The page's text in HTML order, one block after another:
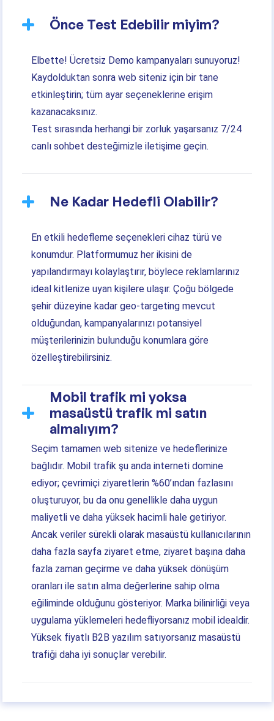
Önce Test Edebilir miyim?
Elbette! Ücretsiz Demo kampanyaları sunuyoruz!
Kaydolduktan sonra web siteniz için bir tane
etkinleştirin; tüm ayar seçeneklerine erişim
kazanacaksınız.
Test sırasında herhangi bir zorluk yaşarsanız 7/24
canlı sohbet desteğimizle iletişime geçin.
Ne Kadar Hedefli Olabilir?
En etkili hedefleme seçenekleri cihaz türü ve
konumdur. Platformumuz her ikisini de
yapılandırmayı kolaylaştırır, böylece reklamlarınız
ideal kitlenize uyan kişilere ulaşır. Çoğu bölgede
şehir düzeyine kadar geo-targeting mevcut
olduğundan, kampanyalarınızı potansiyel
müşterilerinizin bulunduğu konumlara göre
özelleştirebilirsiniz.
Mobil trafik mi yoksa
masaüstü trafik mi satın
almalıyım?
Seçim tamamen web sitenize ve hedeflerinize
bağlıdır. Mobil trafik şu anda interneti domine
ediyor; çevrimiçi ziyaretlerin %60’ından fazlasını
oluşturuyor, bu da onu genellikle daha uygun
maliyetli ve daha yüksek hacimli hale getiriyor.
Ancak veriler sürekli olarak masaüstü kullanıcılarının
daha fazla sayfa ziyaret etme, ziyaret başına daha
fazla zaman geçirme ve daha yüksek dönüşüm
oranları ile satın alma değerlerine sahip olma
eğiliminde olduğunu gösteriyor. Marka bilinirliği veya
uygulama yüklemeleri hedefliyorsanız mobil idealdir.
Yüksek fiyatlı B2B yazılım satıyorsanız masaüstü
trafiği daha iyi sonuçlar verebilir.